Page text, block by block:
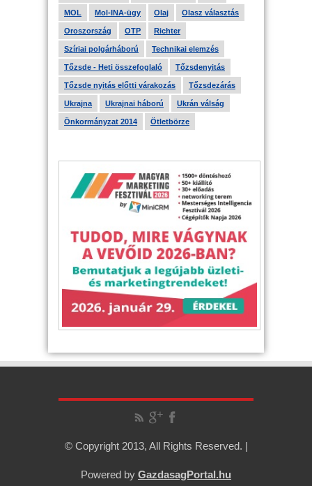
MOL Mol-INA-ügy Olaj Olasz választás
Oroszország OTP Richter
Szíriai polgárháború Technikai elemzés
Tőzsde - Heti összefoglaló Tőzsdenyitás
Tőzsde nyitás előtti várakozás Tőzsdezárás
Ukrajna Ukrajnai háború Ukrán válság
Önkormányzat 2014 Ötletbörze
© Copyright 2013, All Rights Reserved. |
Powered by GazdasagPortal.hu